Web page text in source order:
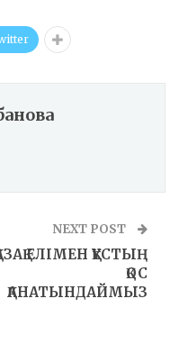
NEXT POST
ЕЛІМЕН ҚҰСТЫҢ
ҚОС
ҚАНАТЫНДАЙМЫЗ